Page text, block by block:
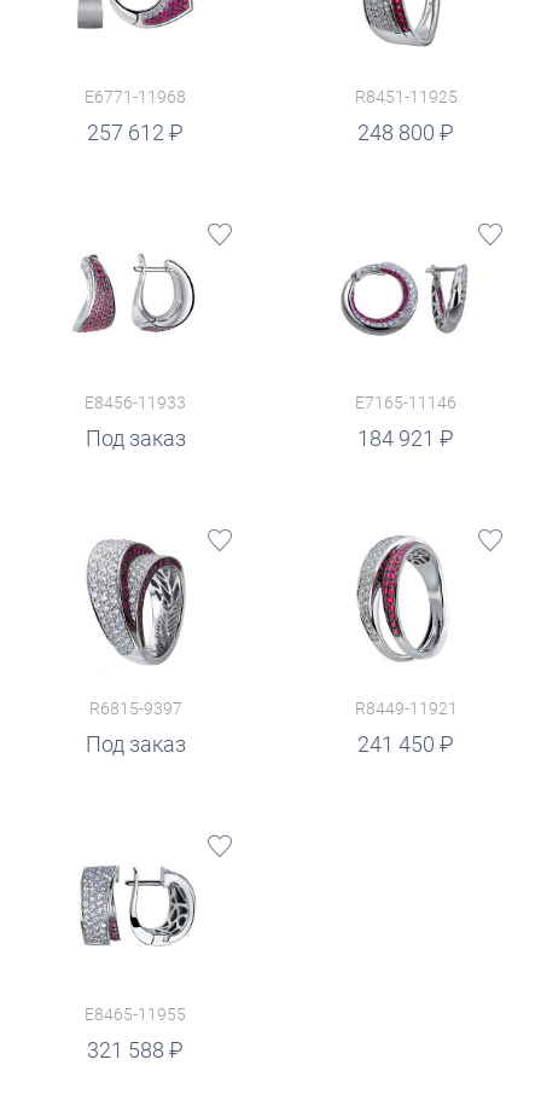
E6771-11968
257 612
R8451-11925
248 800
руб.
E8456-11933
Под заказ
E7165-11146
184 921
руб.
R6815-9397
Под заказ
R8449-11921
241 450
руб.
E8465-11955
321 588